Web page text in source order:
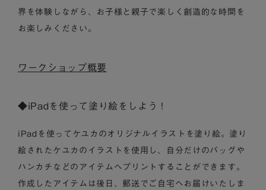
界を体験しながら、お子様と親子で楽しく創造的な時間を
お楽しみください。
ワークショップ概要
◆iPadを使って塗り絵をしよう！
iPadを使ってケユカのオリジナルイラストを塗り絵。塗り
絵されたケユカのイラストを使用し、自分だけのバッグや
ハンカチなどのアイテムへプリントすることができます。
作成したアイテムは後日、郵送でご自宅へお届けいたしま